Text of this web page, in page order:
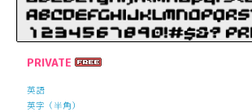
PRIVATE
英語
英字（半角）